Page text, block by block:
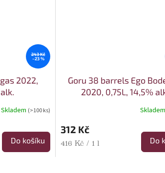
243 Kč
–23 %
2022,
Skladem (>100 ks)
Do košíku
Goru 38 barrels Ego
2020, 0,75L, 14,5%
Skladem
312 Kč
Měrná cena:
416 Kč / 1 l Do